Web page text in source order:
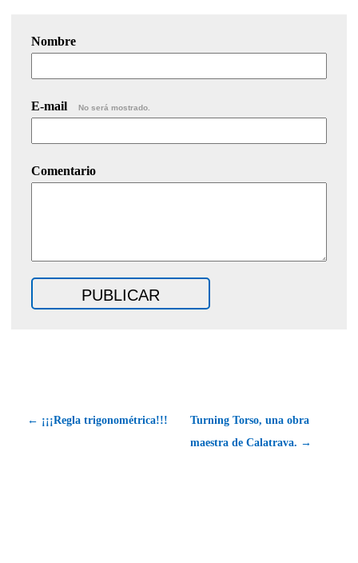
Nombre
E-mail No será mostrado.
Comentario
← ¡¡¡Regla trigonométrica!!!
Turning Torso, una obra
maestra de Calatrava. →